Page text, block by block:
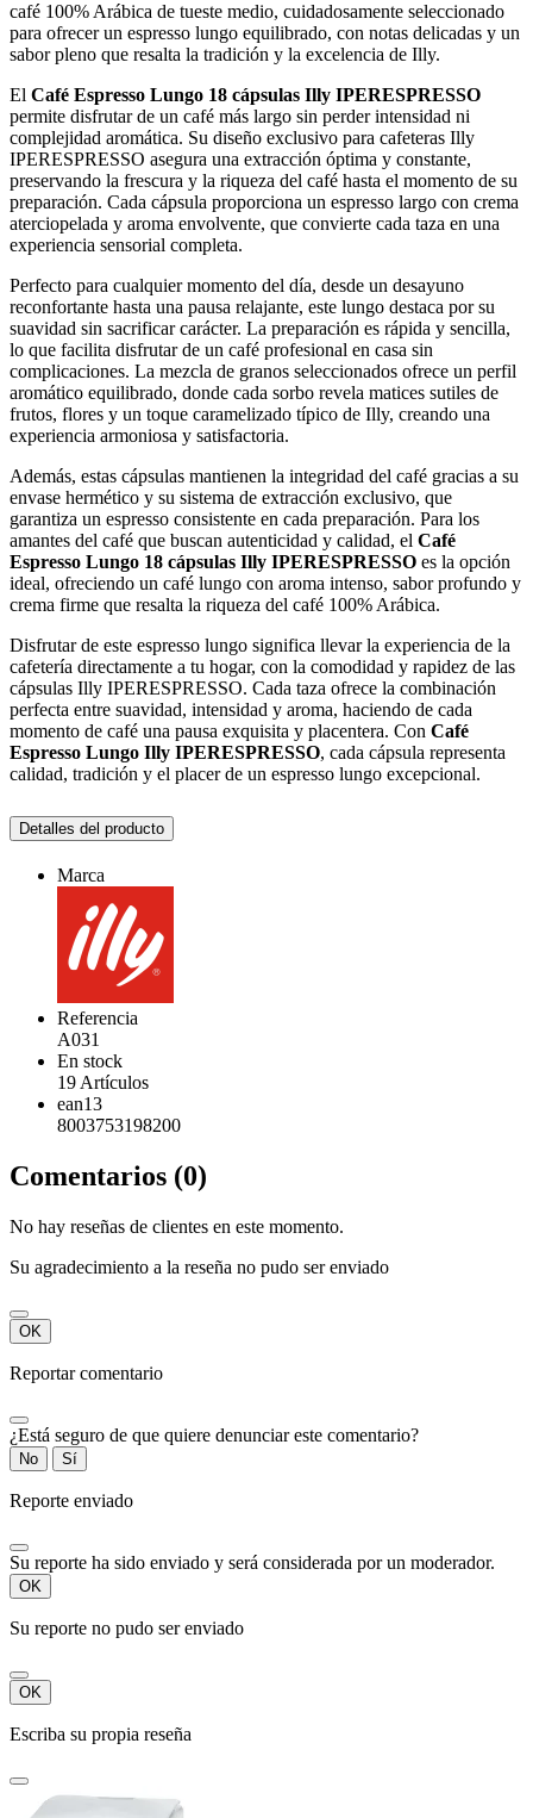
café 100% Arábica de tueste medio, cuidadosamente seleccionado
para ofrecer un espresso lungo equilibrado, con notas delicadas y un
sabor pleno que resalta la tradición y la excelencia de Illy.
El Café Espresso Lungo 18 cápsulas Illy IPERESPRESSO
permite disfrutar de un café más largo sin perder intensidad ni
complejidad aromática. Su diseño exclusivo para cafeteras Illy
IPERESPRESSO asegura una extracción óptima y constante,
preservando la frescura y la riqueza del café hasta el momento de su
preparación. Cada cápsula proporciona un espresso largo con crema
aterciopelada y aroma envolvente, que convierte cada taza en una
experiencia sensorial completa.
Perfecto para cualquier momento del día, desde un desayuno
reconfortante hasta una pausa relajante, este lungo destaca por su
suavidad sin sacrificar carácter. La preparación es rápida y sencilla,
lo que facilita disfrutar de un café profesional en casa sin
complicaciones. La mezcla de granos seleccionados ofrece un perfil
aromático equilibrado, donde cada sorbo revela matices sutiles de
frutos, flores y un toque caramelizado típico de Illy, creando una
experiencia armoniosa y satisfactoria.
Además, estas cápsulas mantienen la integridad del café gracias a su
envase hermético y su sistema de extracción exclusivo, que
garantiza un espresso consistente en cada preparación. Para los
amantes del café que buscan autenticidad y calidad, el Café
Espresso Lungo 18 cápsulas Illy IPERESPRESSO es la opción
ideal, ofreciendo un café lungo con aroma intenso, sabor profundo y
crema firme que resalta la riqueza del café 100% Arábica.
Disfrutar de este espresso lungo significa llevar la experiencia de la
cafetería directamente a tu hogar, con la comodidad y rapidez de las
cápsulas Illy IPERESPRESSO. Cada taza ofrece la combinación
perfecta entre suavidad, intensidad y aroma, haciendo de cada
momento de café una pausa exquisita y placentera. Con Café
Espresso Lungo Illy IPERESPRESSO, cada cápsula representa
calidad, tradición y el placer de un espresso lungo excepcional.
Detalles del producto
Marca
Referencia
A031
En stock
19 Artículos
ean13
8003753198200
Comentarios (0)
No hay reseñas de clientes en este momento.
Su agradecimiento a la reseña no pudo ser enviado
OK
Reportar comentario
¿Está seguro de que quiere denunciar este comentario?
No Sí
Reporte enviado
Su reporte ha sido enviado y será considerada por un moderador.
OK
Su reporte no pudo ser enviado
OK
Escriba su propia reseña